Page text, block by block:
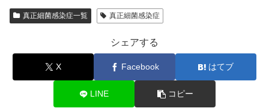
真正細菌感染症一覧 真正細菌感染症
シェアする
X Facebook はてブ
LINE コピー